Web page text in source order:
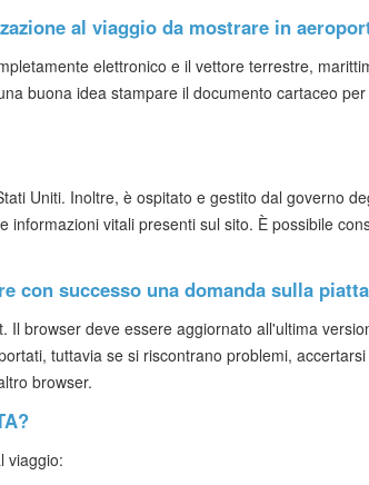
al viaggio da mostrare in
elettronico e il vettore terrestre,
buona idea stampare il documento cartaceo
Uniti. Inoltre, è ospitato e gestito dal governo
vitali presenti sul sito. È possibile
con successo una domanda sulla
browser deve essere aggiornato all'ultima
tuttavia se si riscontrano problemi,
browser.
viaggio: